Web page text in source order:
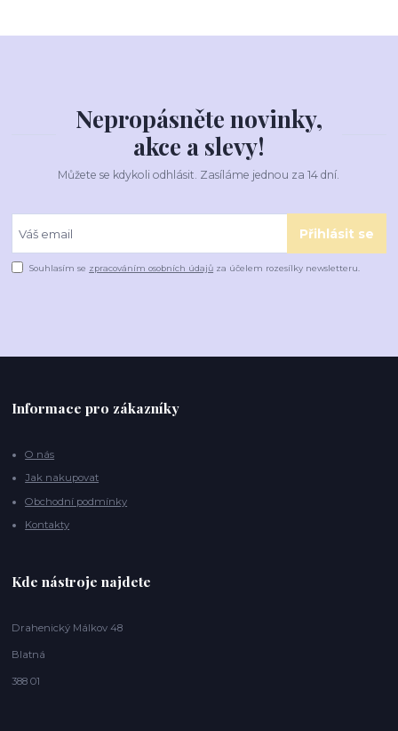
Nepropásněte novinky,
akce a slevy!
Můžete se kdykoli odhlásit. Zasíláme jednou za 14 dní.
Přihlásit se
Souhlasím se zpracováním osobních údajů za účelem rozesílky newsletteru.
Informace pro zákazníky
O nás
Jak nakupovat
Obchodní podmínky
Kontakty
Kde nástroje najdete
Drahenický Málkov 48
Blatná
388 01